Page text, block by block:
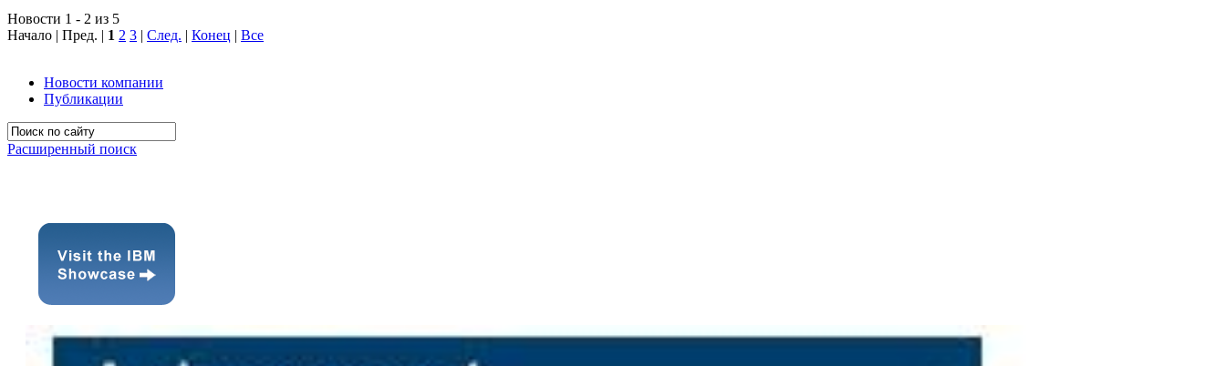
Новости 1 - 2 из 5
Начало | Пред. | 1 2 3 | След. | Конец | Все
Новости компании
Публикации
Расширенный поиск